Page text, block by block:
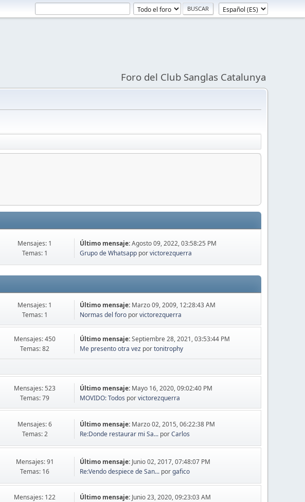
Foro del Club Sanglas Catalunya
Mensajes: 1
Temas: 1
Último mensaje:Agosto 09, 2022, 03:58:25 PM
Grupo de Whatsapp porvictorezquerra
Mensajes: 1
Temas: 1
Último mensaje: Marzo 09, 2009, 12:28:43 AM
Normas del foro porvictorezquerra
Mensajes: 450
Temas: 82
Último mensaje:Septiembre 28, 2021, 03:53:44 PM
Me presento otra vez portonitrophy
Mensajes: 523
Temas: 79
Último mensaje: Mayo 16, 2020, 09:02:40 PM
MOVIDO: Todos porvictorezquerra
Mensajes: 6
Temas: 2
Último mensaje: Marzo 02, 2015, 06:22:38 PM
Re:Donde restaurar mi Sa... porCarlos
Mensajes: 91
Temas: 16
Último mensaje: Junio 02, 2017, 07:48:07 PM
Re:Vendo despiece de San... porgafico
Mensajes: 122
Último mensaje: Junio 23, 2020, 09:23:03 AM